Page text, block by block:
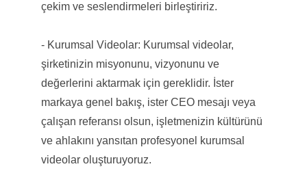
çekim ve seslendirmeleri birleştiririz.
- Kurumsal Videolar: Kurumsal videolar,
şirketinizin misyonunu, vizyonunu ve
değerlerini aktarmak için gereklidir. İster
markaya genel bakış, ister CEO mesajı veya
çalışan referansı olsun, işletmenizin kültürünü
ve ahlakını yansıtan profesyonel kurumsal
videolar oluşturuyoruz.